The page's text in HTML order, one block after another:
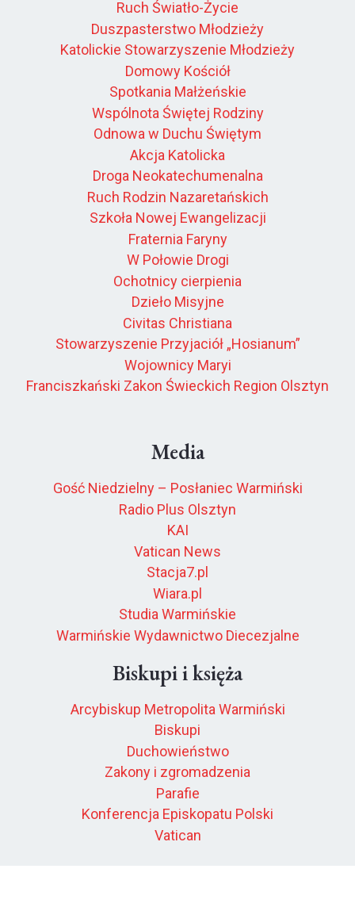
Ruch Światło-Życie
Duszpasterstwo Młodzieży
Katolickie Stowarzyszenie Młodzieży
Domowy Kościół
Spotkania Małżeńskie
Wspólnota Świętej Rodziny
Odnowa w Duchu Świętym
Akcja Katolicka
Droga Neokatechumenalna
Ruch Rodzin Nazaretańskich
Szkoła Nowej Ewangelizacji
Fraternia Faryny
W Połowie Drogi
Ochotnicy cierpienia
Dzieło Misyjne
Civitas Christiana
Stowarzyszenie Przyjaciół „Hosianum”
Wojownicy Maryi
Franciszkański Zakon Świeckich Region Olsztyn
Media
Gość Niedzielny – Posłaniec Warmiński
Radio Plus Olsztyn
KAI
Vatican News
Stacja7.pl
Wiara.pl
Studia Warmińskie
Warmińskie Wydawnictwo Diecezjalne
Biskupi i księża
Arcybiskup Metropolita Warmiński
Biskupi
Duchowieństwo
Zakony i zgromadzenia
Parafie
Konferencja Episkopatu Polski
Vatican